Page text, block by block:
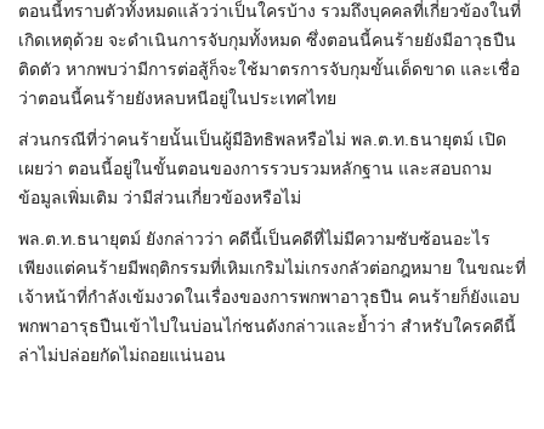
ตอนนี้ทราบตัวทั้งหมดแล้วว่าเป็นใครบ้าง รวมถึงบุคคลที่เกี่ยวข้องในที่
เกิดเหตุด้วย จะดำเนินการจับกุมทั้งหมด ซึ่งตอนนี้คนร้ายยังมีอาวุธปืน
ติดตัว หากพบว่ามีการต่อสู้ก็จะใช้มาตรการจับกุมขั้นเด็ดขาด และเชื่อ
ว่าตอนนี้คนร้ายยังหลบหนีอยู่ในประเทศไทย
ส่วนกรณีที่ว่าคนร้ายนั้นเป็นผู้มีอิทธิพลหรือไม่ พล.ต.ท.ธนายุตม์ เปิด
เผยว่า ตอนนี้อยู่ในขั้นตอนของการรวบรวมหลักฐาน และสอบถาม
ข้อมูลเพิ่มเติม ว่ามีส่วนเกี่ยวข้องหรือไม่
พล.ต.ท.ธนายุตม์ ยังกล่าวว่า คดีนี้เป็นคดีที่ไม่มีความซับซ้อนอะไร
เพียงแต่คนร้ายมีพฤติกรรมที่เหิมเกริมไม่เกรงกลัวต่อกฎหมาย ในขณะที่
เจ้าหน้าที่กำลังเข้มงวดในเรื่องของการพกพาอาวุธปืน คนร้ายก็ยังแอบ
พกพาอารุธปืนเข้าไปในบ่อนไก่ชนดังกล่าวและย้ำว่า สำหรับใครคดีนี้
ล่าไม่ปล่อยกัดไม่ถอยแน่นอน